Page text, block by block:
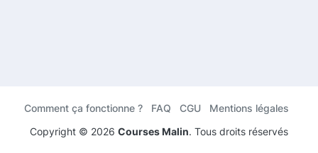
Comment ça fonctionne ? FAQ CGU
Mentions légales
Copyright © 2026 Courses Malin. Tous droits réservés